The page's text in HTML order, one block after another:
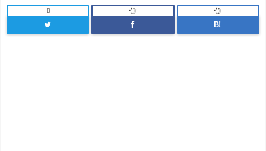

B!